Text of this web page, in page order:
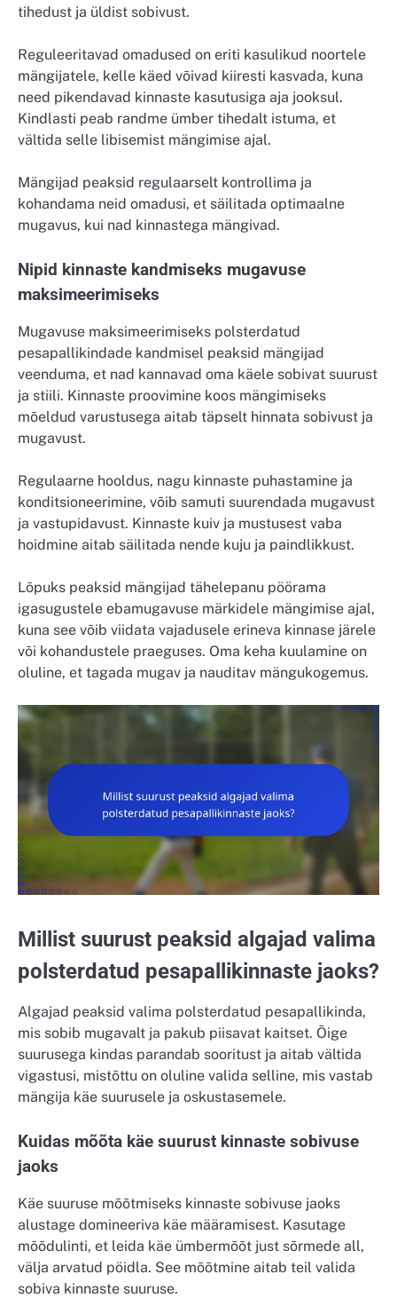
tihedust ja üldist sobivust.
Reguleeritavad omadused on eriti kasulikud noortele
mängijatele, kelle käed võivad kiiresti kasvada, kuna
need pikendavad kinnaste kasutusiga aja jooksul.
Kindlasti peab randme ümber tihedalt istuma, et
vältida selle libisemist mängimise ajal.
Mängijad peaksid regulaarselt kontrollima ja
kohandama neid omadusi, et säilitada optimaalne
mugavus, kui nad kinnastega mängivad.
Nipid kinnaste kandmiseks mugavuse
maksimeerimiseks
Mugavuse maksimeerimiseks polsterdatud
pesapallikindade kandmisel peaksid mängijad
veenduma, et nad kannavad oma käele sobivat suurust
ja stiili. Kinnaste proovimine koos mängimiseks
mõeldud varustusega aitab täpselt hinnata sobivust ja
mugavust.
Regulaarne hooldus, nagu kinnaste puhastamine ja
konditsioneerimine, võib samuti suurendada mugavust
ja vastupidavust. Kinnaste kuiv ja mustusest vaba
hoidmine aitab säilitada nende kuju ja paindlikkust.
Lõpuks peaksid mängijad tähelepanu pöörama
igasugustele ebamugavuse märkidele mängimise ajal,
kuna see võib viidata vajadusele erineva kinnase järele
või kohandustele praeguses. Oma keha kuulamine on
oluline, et tagada mugav ja nauditav mängukogemus.
Millist suurust peaksid algajad valima
polsterdatud pesapallikinnaste jaoks?
Algajad peaksid valima polsterdatud pesapallikinda,
mis sobib mugavalt ja pakub piisavat kaitset. Õige
suurusega kindas parandab sooritust ja aitab vältida
vigastusi, mistõttu on oluline valida selline, mis vastab
mängija käe suurusele ja oskustasemele.
Kuidas mõõta käe suurust kinnaste sobivuse
jaoks
Käe suuruse mõõtmiseks kinnaste sobivuse jaoks
alustage domineeriva käe määramisest. Kasutage
mõõdulinti, et leida käe ümbermõõt just sõrmede all,
välja arvatud pöidla. See mõõtmine aitab teil valida
sobiva kinnaste suuruse.